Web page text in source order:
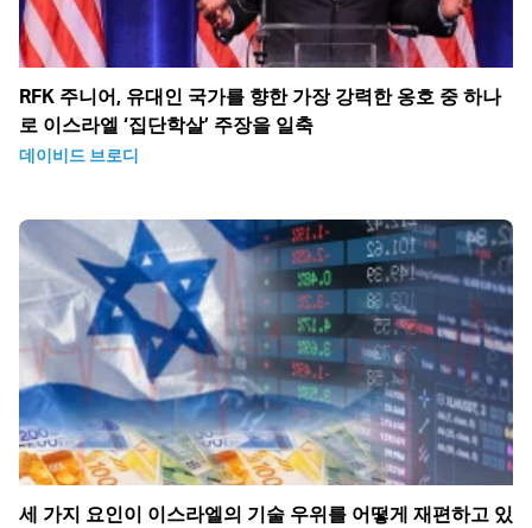
RFK 주니어, 유대인 국가를 향한 가장 강력한 옹호 중 하나
로 이스라엘 ‘집단학살’ 주장을 일축
데이비드 브로디
세 가지 요인이 이스라엘의 기술 우위를 어떻게 재편하고 있